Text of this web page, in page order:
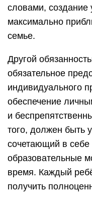
словами,
максимально
семье.
Другой
обязательное
индивидуального
обеспечение
и
того, должен быть
сочетающий в себе
образовательные
время. Каждый
получить